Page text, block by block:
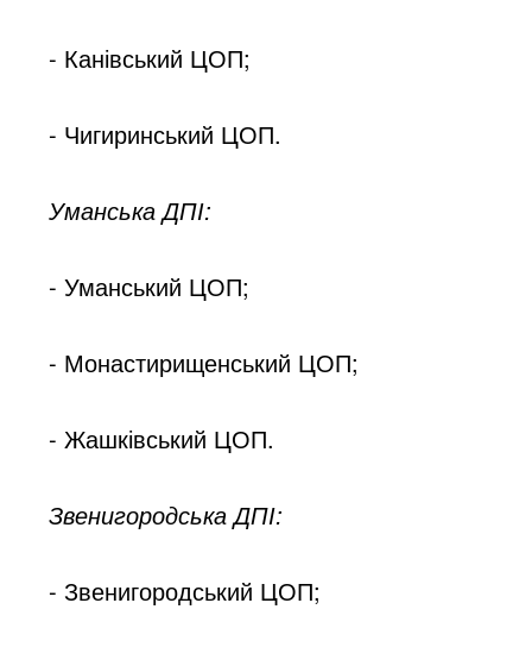
- Канівський ЦОП;
- Чигиринський ЦОП.
Уманська ДПІ:
- Уманський ЦОП;
- Монастирищенський ЦОП;
- Жашківський ЦОП.
Звенигородська ДПІ:
- Звенигородський ЦОП;